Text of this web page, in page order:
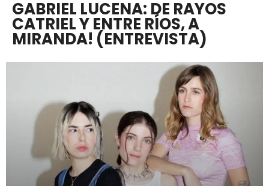
GABRIEL LUCENA: DE RAYOS
CATRIEL Y ENTRE RÍOS, A
MIRANDA! (ENTREVISTA)